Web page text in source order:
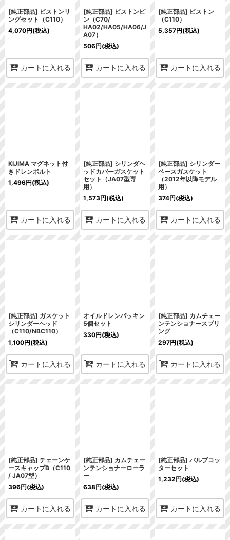
[純正部品] ピストンリ
ングセット（C110）
4,070円(税込)
カートに入れる
[純正部品] ピストンピ
ン（C70/
HA02/HA05/HA06/J
A07）
506円(税込)
カートに入れる
[純正部品] ピストン
（C110）
5,357円(税込)
カートに入れる
KIJIMA マグネット付
きドレンボルト
1,496円(税込)
カートに入れる
[純正部品] シリンダヘ
ッドカバーガスケット
セット（JA07型専
用）
1,573円(税込)
カートに入れる
[純正部品] シリンダー
ベースガスケット
（2012年以降モデル
用）
374円(税込)
カートに入れる
[純正部品] ガスケット
シリンダーヘッド
（C110/NBC110）
1,100円(税込)
カートに入れる
オイルドレンパッキン
5個セット
330円(税込)
カートに入れる
[純正部品] カムチェー
ンテンショナースプリ
ング
297円(税込)
カートに入れる
[純正部品] チェーンケ
ースキャップB（C110
/ JA07型）
396円(税込)
カートに入れる
[純正部品] カムチェー
ンテンショナーローラ
ー
638円(税込)
カートに入れる
[純正部品] バルブコッ
ターセット
1,232円(税込)
カートに入れる